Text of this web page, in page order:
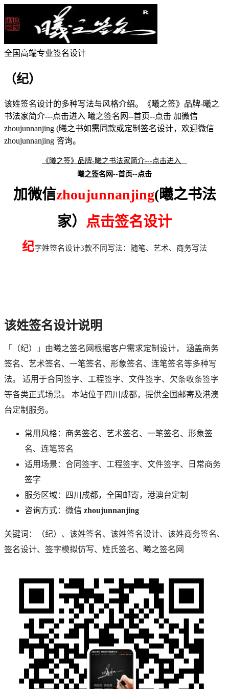
全国高端专业签名设计
（纪）
该姓签名设计的多种写法与风格介绍。
《曦之签》品牌-曦之
书法家简介---点击进入 曦之签名网--首页--点击 加微信
zhoujunnanjing (曦之书如需同款或定制签名设计，欢迎微信
zhoujunnanjing 咨询。
《曦之签》品牌-曦之书法家简介---点击进入
曦之签名网--首页--点击
加微信zhoujunnanjing(曦之书法
家） 点击签名设计
纪字姓签名设计3款不同写法：随笔、艺术、商务写法
该姓签名设计说明
「 （纪）
」由曦之签名网根据客户需求定制设计， 涵盖商务
签名、艺术签名、一笔签名、形象签名、连笔签名等多种写
法。 适用于合同签字、工程签字、文件签字、欠条收条签字
等各类正式场景。 本站位于四川成都，提供全国邮寄及港澳
台定制服务。
常用风格：商务签名、艺术签名、一笔签名、形象签
名、连笔签名
适用场景：合同签字、工程签字、文件签字、日常商务
签字
服务区域：四川成都，全国邮寄，港澳台定制
咨询方式：微信 zhoujunnanjing
关键词： （纪） 、 该姓签名、 该姓签名设计、 该姓商务签名、
签名设计、签字模拟仿写、姓氏签名、曦之签名网